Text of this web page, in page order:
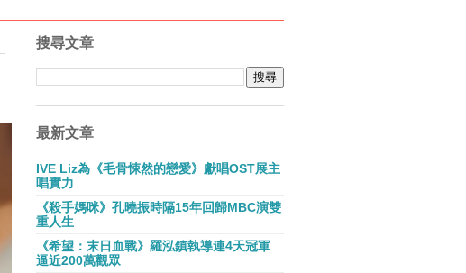
搜尋文章
最新文章
IVE Liz為《毛骨悚然的戀愛》獻唱OST展主
唱實力
《殺手媽咪》孔曉振時隔15年回歸MBC演雙
重人生
《希望：末日血戰》羅泓鎮執導連4天冠軍
逼近200萬觀眾